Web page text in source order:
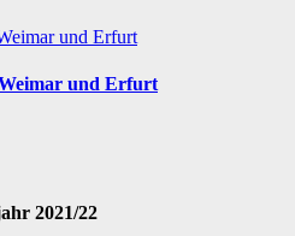
und Erfurt
2021/22